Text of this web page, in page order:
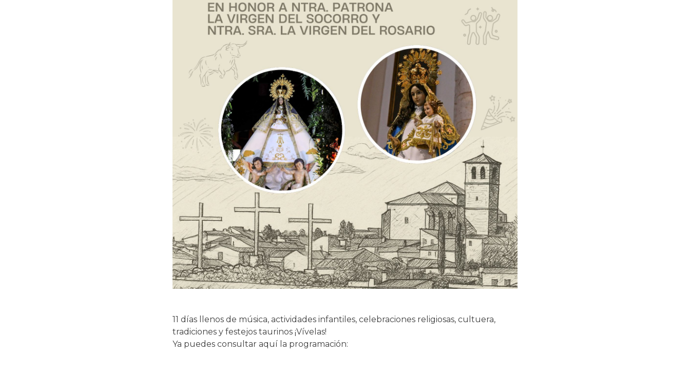
11 días llenos de música, actividades infantiles, celebraciones religiosas, cultuera,
tradiciones y festejos taurinos ¡Vívelas!
Ya puedes consultar aquí la programación: